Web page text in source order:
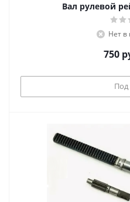
Вал рулевой
Нет в
750
Под